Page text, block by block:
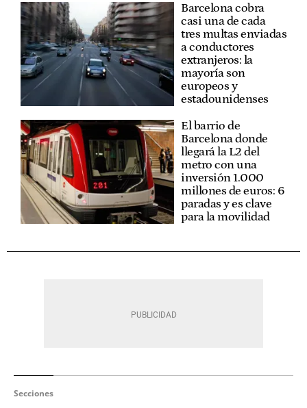
Barcelona cobra
casi una de cada
tres multas enviadas
a conductores
extranjeros: la
mayoría son
europeos y
estadounidenses
El barrio de
Barcelona donde
llegará la L2 del
metro con una
inversión 1.000
millones de euros: 6
paradas y es clave
para la movilidad
Secciones